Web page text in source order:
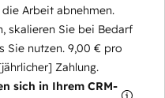
Arbeit abnehmen.
skalieren Sie bei Bedarf
Sie nutzen. 9,00 € pro
Zahlung.
sich in Ihrem CRM-